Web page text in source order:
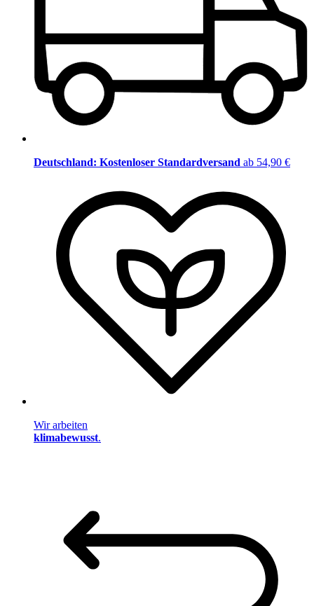
Deutschland: Kostenloser Standardversand ab 54,90 €
Wir arbeiten
klimabewusst.